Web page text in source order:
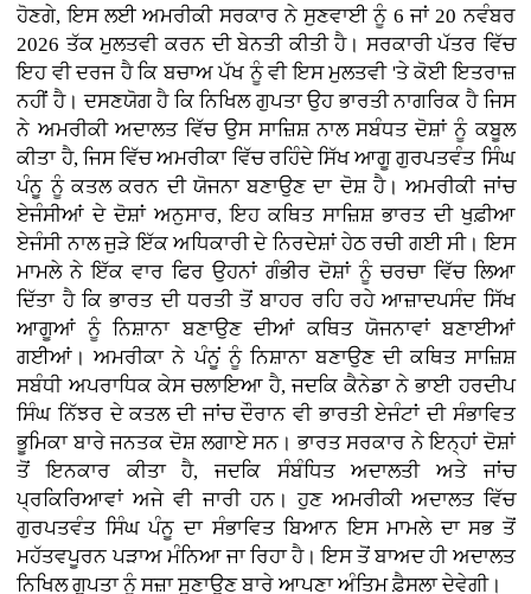
ਹੋਣਗੇ, ਇਸ ਲਈ ਅਮਰੀਕੀ ਸਰਕਾਰ ਨੇ ਸੁਣਵਾਈ ਨੂੰ 6 ਜਾਂ 20 ਨਵੰਬਰ
2026 ਤੱਕ ਮੁਲਤਵੀ ਕਰਨ ਦੀ ਬੇਨਤੀ ਕੀਤੀ ਹੈ। ਸਰਕਾਰੀ ਪੱਤਰ ਵਿੱਚ
ਇਹ ਵੀ ਦਰਜ ਹੈ ਕਿ ਬਚਾਅ ਪੱਖ ਨੂੰ ਵੀ ਇਸ ਮੁਲਤਵੀ 'ਤੇ ਕੋਈ ਇਤਰਾਜ਼
ਨਹੀਂ ਹੈ। ਦਸਣਯੋਗ ਹੈ ਕਿ ਨਿਖਿਲ ਗੁਪਤਾ ਉਹ ਭਾਰਤੀ ਨਾਗਰਿਕ ਹੈ ਜਿਸ
ਨੇ ਅਮਰੀਕੀ ਅਦਾਲਤ ਵਿੱਚ ਉਸ ਸਾਜ਼ਿਸ਼ ਨਾਲ ਸਬੰਧਤ ਦੋਸ਼ਾਂ ਨੂੰ ਕਬੂਲ
ਕੀਤਾ ਹੈ, ਜਿਸ ਵਿੱਚ ਅਮਰੀਕਾ ਵਿੱਚ ਰਹਿੰਦੇ ਸਿੱਖ ਆਗੂ ਗੁਰਪਤਵੰਤ ਸਿੰਘ
ਪੰਨੂ ਨੂੰ ਕਤਲ ਕਰਨ ਦੀ ਯੋਜਨਾ ਬਣਾਉਣ ਦਾ ਦੋਸ਼ ਹੈ। ਅਮਰੀਕੀ ਜਾਂਚ
ਏਜੰਸੀਆਂ ਦੇ ਦੋਸ਼ਾਂ ਅਨੁਸਾਰ, ਇਹ ਕਥਿਤ ਸਾਜ਼ਿਸ਼ ਭਾਰਤ ਦੀ ਖੁਫ਼ੀਆ
ਏਜੰਸੀ ਨਾਲ ਜੁੜੇ ਇੱਕ ਅਧਿਕਾਰੀ ਦੇ ਨਿਰਦੇਸ਼ਾਂ ਹੇਠ ਰਚੀ ਗਈ ਸੀ। ਇਸ
ਮਾਮਲੇ ਨੇ ਇੱਕ ਵਾਰ ਫਿਰ ਉਹਨਾਂ ਗੰਭੀਰ ਦੋਸ਼ਾਂ ਨੂੰ ਚਰਚਾ ਵਿੱਚ ਲਿਆ
ਦਿੱਤਾ ਹੈ ਕਿ ਭਾਰਤ ਦੀ ਧਰਤੀ ਤੋਂ ਬਾਹਰ ਰਹਿ ਰਹੇ ਆਜ਼ਾਦਪਸੰਦ ਸਿੱਖ
ਆਗੂਆਂ ਨੂੰ ਨਿਸ਼ਾਨਾ ਬਣਾਉਣ ਦੀਆਂ ਕਥਿਤ ਯੋਜਨਾਵਾਂ ਬਣਾਈਆਂ
ਗਈਆਂ। ਅਮਰੀਕਾ ਨੇ ਪੰਨੂਂ ਨੂੰ ਨਿਸ਼ਾਨਾ ਬਣਾਉਣ ਦੀ ਕਥਿਤ ਸਾਜ਼ਿਸ਼
ਸਬੰਧੀ ਅਪਰਾਧਿਕ ਕੇਸ ਚਲਾਇਆ ਹੈ, ਜਦਕਿ ਕੈਨੇਡਾ ਨੇ ਭਾਈ ਹਰਦੀਪ
ਸਿੰਘ ਨਿੱਝਰ ਦੇ ਕਤਲ ਦੀ ਜਾਂਚ ਦੌਰਾਨ ਵੀ ਭਾਰਤੀ ਏਜੰਟਾਂ ਦੀ ਸੰਭਾਵਿਤ
ਭੂਮਿਕਾ ਬਾਰੇ ਜਨਤਕ ਦੋਸ਼ ਲਗਾਏ ਸਨ। ਭਾਰਤ ਸਰਕਾਰ ਨੇ ਇਨ੍ਹਾਂ ਦੋਸ਼ਾਂ
ਤੋਂ ਇਨਕਾਰ ਕੀਤਾ ਹੈ, ਜਦਕਿ ਸੰਬੰਧਿਤ ਅਦਾਲਤੀ ਅਤੇ ਜਾਂਚ
ਪ੍ਰਕਿਰਿਆਵਾਂ ਅਜੇ ਵੀ ਜਾਰੀ ਹਨ। ਹੁਣ ਅਮਰੀਕੀ ਅਦਾਲਤ ਵਿੱਚ
ਗੁਰਪਤਵੰਤ ਸਿੰਘ ਪੰਨੂ ਦਾ ਸੰਭਾਵਿਤ ਬਿਆਨ ਇਸ ਮਾਮਲੇ ਦਾ ਸਭ ਤੋਂ
ਮਹੱਤਵਪੂਰਨ ਪੜਾਅ ਮੰਨਿਆ ਜਾ ਰਿਹਾ ਹੈ। ਇਸ ਤੋਂ ਬਾਅਦ ਹੀ ਅਦਾਲਤ
ਨਿਖਿਲ ਗੁਪਤਾ ਨੂੰ ਸਜ਼ਾ ਸੁਣਾਉਣ ਬਾਰੇ ਆਪਣਾ ਅੰਤਿਮ ਫ਼ੈਸਲਾ ਦੇਵੇਗੀ।